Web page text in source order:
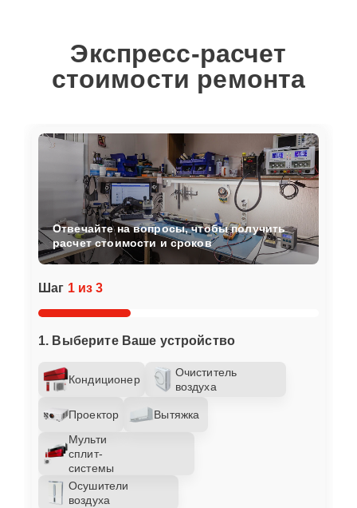
Экспресс-расчет
стоимости ремонта
Шаг 1 из 3
1. Выберите Ваше устройство
Кондиционер
Очиститель
воздуха
Проектор
Вытяжка
Мульти
сплит-
системы
Осушители
воздуха
Отвечайте на вопросы, чтобы получить
расчет стоимости и сроков